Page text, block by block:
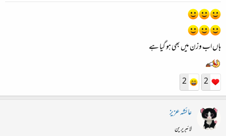
ہاں اب وزن میں بھی ہو گیا ہے
2
2
عائشہ عزیز
لائبریرین